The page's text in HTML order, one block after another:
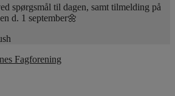
spørgsmål til dagen, samt tilmelding på
d. 1 september🌼
Fagforening